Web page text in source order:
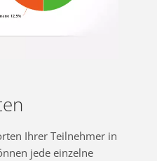
Ihrer Teilnehmer in
jede einzelne